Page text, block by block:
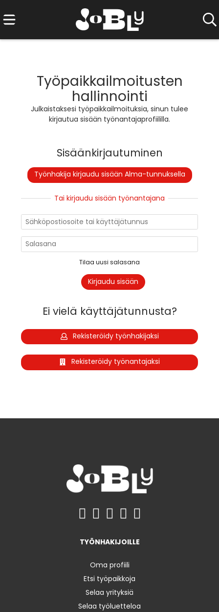
Työpaikkailmoitusten
hallinnointi
Julkaistaksesi työpaikkailmoituksia, sinun tulee
kirjautua sisään työnantajaprofiililla.
Sisäänkirjautuminen
Työnhakija kirjaudu sisään Alma-tunnuksella
Tai kirjaudu sisään työnantajana
Tilaa uusi salasana
Ei vielä käyttäjätunnusta?
Rekisteröidy työnhakijaksi
Rekisteröidy työnantajaksi
TYÖNHAKIJOILLE
Oma profiili
Etsi työpaikkoja
Selaa yrityksiä
Selaa työluetteloa